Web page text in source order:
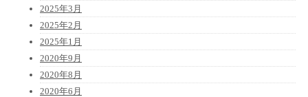
2025年3月
2025年2月
2025年1月
2020年9月
2020年8月
2020年6月